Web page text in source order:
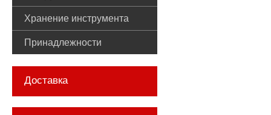
Хранение инструмента
Принадлежности
Доставка